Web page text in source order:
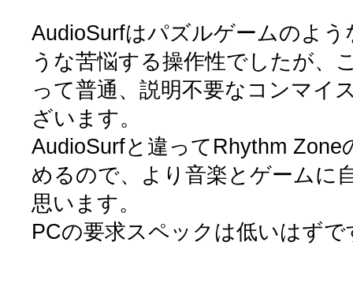
AudioSurfはパズルゲームのよ
うな苦悩する操作性でしたが、
って普通、説明不要なコンマイ
ざいます。
AudioSurfと違ってRhythm Zone
めるので、より音楽とゲームに
思います。
PCの要求スペックは低いはずで